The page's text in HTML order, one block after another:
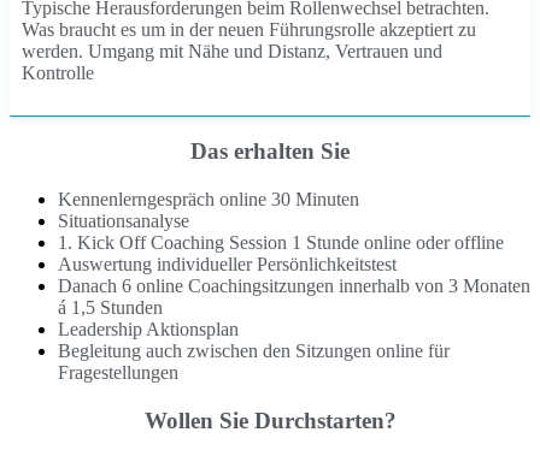
Typische Herausforderungen beim Rollenwechsel betrachten.
Was braucht es um in der neuen Führungsrolle akzeptiert zu
werden. Umgang mit Nähe und Distanz, Vertrauen und
Kontrolle
Das erhalten Sie
Kennenlerngespräch online 30 Minuten
Situationsanalyse
1. Kick Off Coaching Session 1 Stunde online oder offline
Auswertung individueller Persönlichkeitstest
Danach 6 online Coachingsitzungen innerhalb von 3 Monaten
á 1,5 Stunden
Leadership Aktionsplan
Begleitung auch zwischen den Sitzungen online für
Fragestellungen
Wollen Sie Durchstarten?